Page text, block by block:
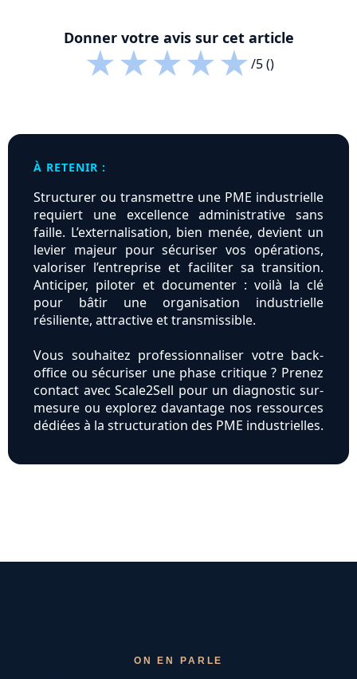
Donner votre avis sur cet article
★★★★★/5 ()
À RETENIR :
Structurer ou transmettre une PME industrielle
requiert une excellence administrative sans
faille. L’externalisation, bien menée, devient un
levier majeur pour sécuriser vos opérations,
valoriser l’entreprise et faciliter sa transition.
Anticiper, piloter et documenter : voilà la clé
pour bâtir une organisation industrielle
résiliente, attractive et transmissible.
Vous souhaitez professionnaliser votre back-
office ou sécuriser une phase critique ? Prenez
contact avec Scale2Sell pour un diagnostic sur-
mesure ou explorez davantage nos ressources
dédiées à la structuration des PME industrielles.
ON EN PARLE